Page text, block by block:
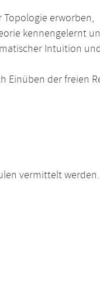
Topologie erworben,
kennengelernt
Intuition
der freien
vermittelt werden.